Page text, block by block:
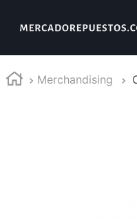
Merchandising